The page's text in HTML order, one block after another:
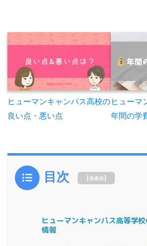
ヒューマンキャンパス高校の
良い点・悪い点
ヒューマ
年間の学
目次 [非表示]
ヒューマンキャンパス高等学
情報